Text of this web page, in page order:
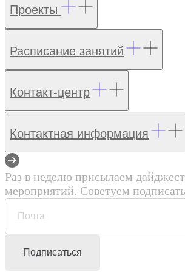
Проекты
Расписание занятий
Контакт-центр
Контактная информация
Раз в неделю присылаем
мероприятий. Советуем
Подписаться